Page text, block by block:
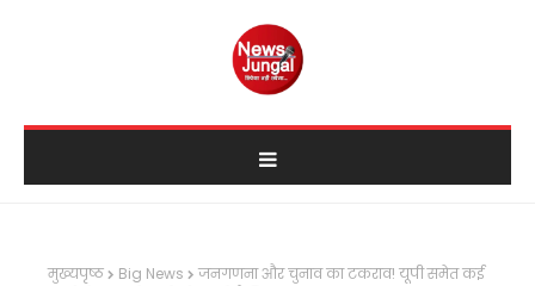
मुख्यपृष्ठ Big News
जनगणना और चुनाव का टकराव! यूपी समेत कई